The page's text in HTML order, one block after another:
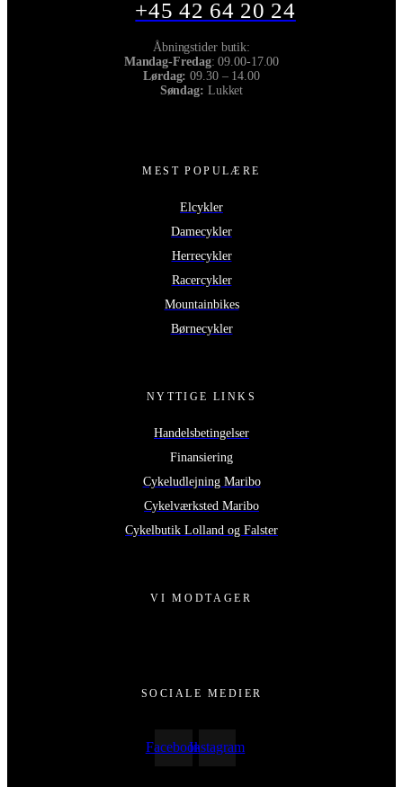
+45 42 64 20 24
Åbningstider butik:
Mandag-Fredag: 09.00-17.00
Lørdag:09.30 – 14.00
Søndag: Lukket
MEST POPULÆRE
Elcykler
Damecykler
Herrecykler
Racercykler
Mountainbikes
Børnecykler
NYTTIGE LINKS
Handelsbetingelser
Finansiering
Cykeludlejning Maribo
Cykelværksted Maribo
Cykelbutik Lolland og Falster
VI MODTAGER
SOCIALE MEDIER
FacebookInstagram